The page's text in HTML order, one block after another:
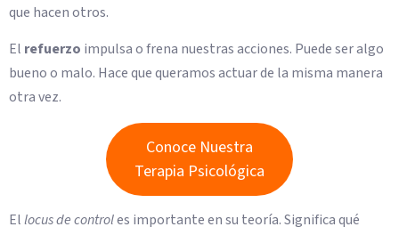
que hacen otros.
El refuerzo impulsa o frena nuestras acciones. Puede ser algo
bueno o malo. Hace que queramos actuar de la misma manera
otra vez.
Conoce Nuestra
Terapia Psicológica
Ellocus de controles importante en su teoría. Significa qué